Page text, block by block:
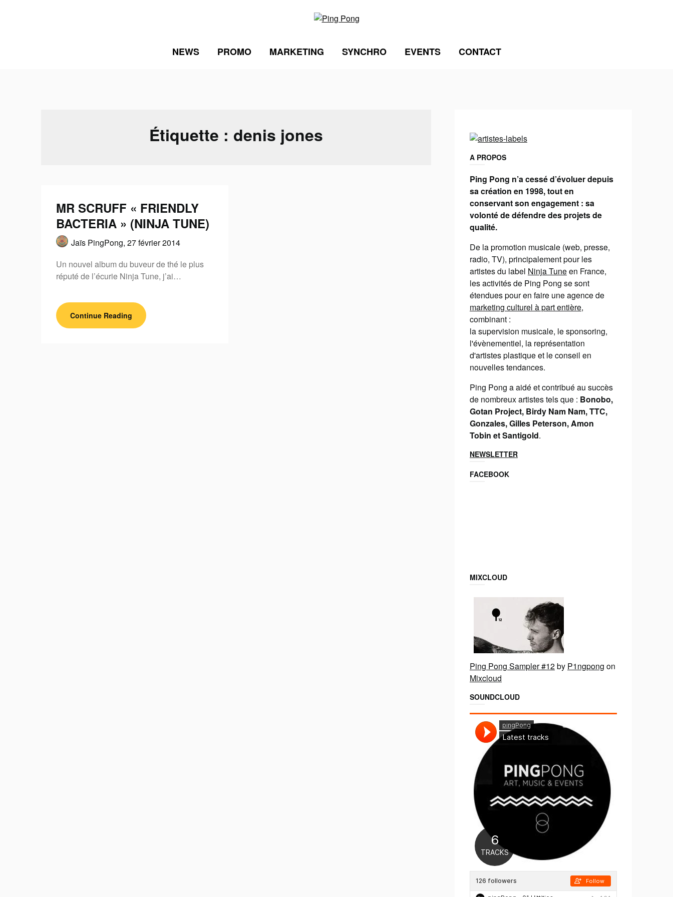
NEWS PROMO MARKETING SYNCHRO EVENTS CONTACT
Étiquette : denis jones
MR SCRUFF « FRIENDLY
BACTERIA » (NINJA TUNE)
Jaïs PingPong, 27 février 2014
Un nouvel album du buveur de thé le plus
réputé de l’écurie Ninja Tune, j’ai…
Continue Reading
A PROPOS
Ping Pong n’a cessé d’évoluer depuis
sa création en 1998, tout en
conservant son engagement : sa
volonté de défendre des projets de
qualité.
De la promotion musicale (web, presse,
radio, TV), principalement pour les
artistes du label Ninja Tuneen France,
les activités de Ping Pong se sont
étendues pour en faire une agence de
marketing culturel à part entière,
combinant :
la supervision musicale, le sponsoring,
l'évènementiel, la représentation
d'artistes plastique et le conseil en
nouvelles tendances.
Ping Pong a aidé et contribué au succès
de nombreux artistes tels que : Bonobo,
Gotan Project, Birdy Nam Nam, TTC,
Gonzales, Gilles Peterson, Amon
Tobin et Santigold.
NEWSLETTER
FACEBOOK
MIXCLOUD
Ping Pong Sampler #12by P1ngpong on
Mixcloud
SOUNDCLOUD